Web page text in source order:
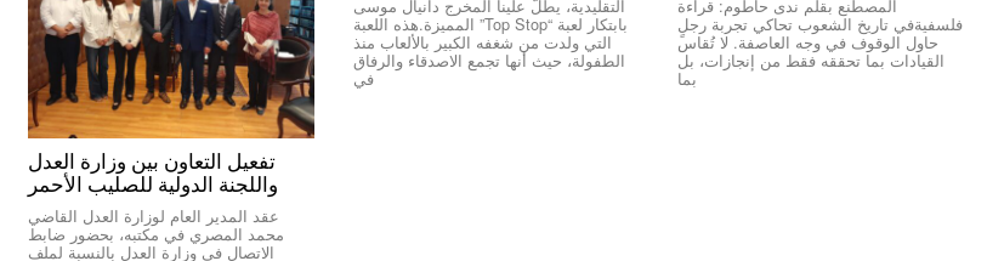
المصطنع بقلم ندى حاطوم: قراءة
فلسفيةفي تاريخ الشعوب تحاكي تجربة رجلٍ
حاول الوقوف في وجه العاصفة. لا تُقاس
القيادات بما تحققه فقط من إنجازات، بل
بما
التقليدية، يطلّ علينا المخرج دانيال موسى
بابتكار لعبة “Top Stop” المميزة.هذه اللعبة
التي ولدت من شغفه الكبير بالألعاب منذ
الطفولة، حيث أنها تجمع الاصدقاء والرفاق
في
تفعيل التعاون بين وزارة العدل
واللجنة الدولية للصليب الأحمر
عقد المدير العام لوزارة العدل القاضي
محمد المصري في مكتبه، بحضور ضابط
الاتصال في وزارة العدل بالنسبة لملف